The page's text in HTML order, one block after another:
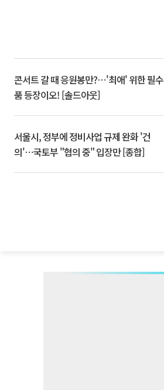
콘서트 갈 때 응원봉만?⋯'최애' 위한 필수
품 등장이오! [솔드아웃]
서울시, 정부에 정비사업 규제 완화 '건
의'⋯국토부 "협의 중" 입장만 [종합]